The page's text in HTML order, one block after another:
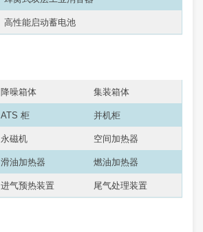
高性能启动蓄电池
降噪箱体 集装箱体
ATS 柜 并机柜
永磁机 空间加热器
滑油加热器 燃油加热器
进气预热装置 尾气处理装置